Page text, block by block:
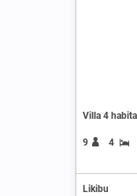
Villa 4
9 4
Likibu